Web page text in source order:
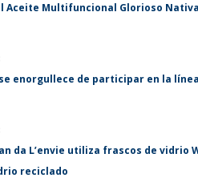
Aceite Multifuncional Glorioso Nativa
enorgullece de participar en la
da L’envie utiliza frascos de vidrio
reciclado